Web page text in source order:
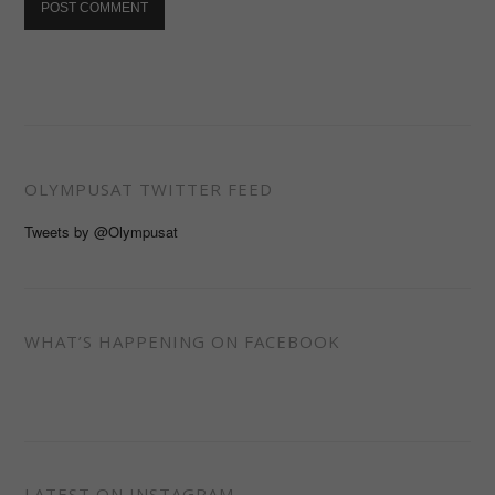
OLYMPUSAT TWITTER FEED
Tweets by @Olympusat
WHAT’S HAPPENING ON FACEBOOK